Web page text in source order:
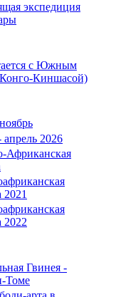
экспедиция
с Южным
Киншасой)
2026
Африканская
2021
2022
Гвинея -
Томе